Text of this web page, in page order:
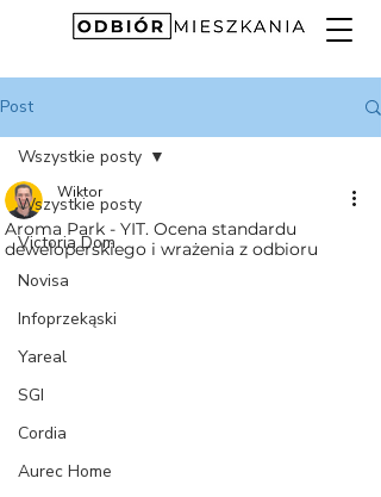
Post
Wszystkie posty
Victoria Dom
Novisa
Infoprzekąski
Yareal
SGI
Cordia
Aurec Home
Wszystkie posty
Aroma Park - YIT. Ocena standardu
deweloperskiego i wrażenia z odbioru
Wiktor